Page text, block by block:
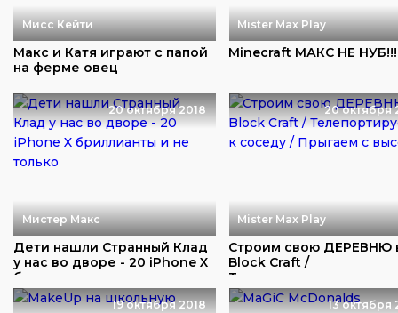
Мисс Кейти
Макс и Катя играют с папой
на ферме овец
Mister Max Play
Minecraft МАКС НЕ НУБ!!!
20 октября 2018
Мистер Макс
Дети нашли Странный Клад
у нас во дворе - 20 iPhone X
брилли...
20 октября
Mister Max Play
Строим свою ДЕРЕВНЮ
Block Craft /
Телепортируемся к
19 октября 2018 13 октября